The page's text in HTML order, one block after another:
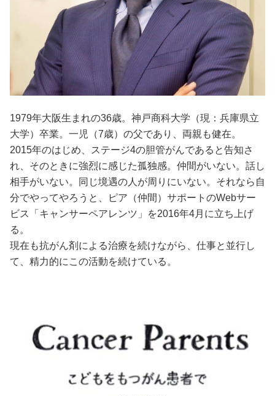
1979年大阪生まれの36歳。神戸商科大学（現：兵庫県立
大学）卒業。一児（7歳）の父であり、両親も健在。
2015年のはじめ、ステージ4の胆管がんであると告知さ
れ、そのときに強烈に感じた孤独感。仲間がいない。話し
相手がいない。同じ境遇の人が周りにいない。それなら自
分でやってやろうと、ピア（仲間）サポートのWebサー
ビス「キャンサーペアレンツ」を2016年4月に立ち上げ
る。
現在も抗がん剤による治療を続けながら、仕事と並行し
て、精力的にこの活動を続けている。